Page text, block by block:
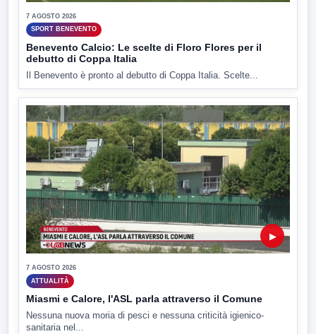
7 AGOSTO 2026
SPORT BENEVENTO
Benevento Calcio: Le scelte di Floro Flores per il
debutto di Coppa Italia
Il Benevento è pronto al debutto di Coppa Italia. Scelte...
▶
7 AGOSTO 2026
ATTUALITÀ
Miasmi e Calore, l'ASL parla attraverso il Comune
Nessuna nuova moria di pesci e nessuna criticità igienico-
sanitaria nel...